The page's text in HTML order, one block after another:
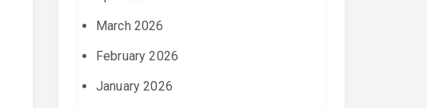
March 2026
February 2026
January 2026